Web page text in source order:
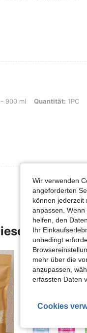
Quantität: 1PC
900 ml Quantität: 1PC
Artikel
Wir verwenden
angeforderten
können jederzeit
anpassen.
helfen, den
Ihr
unbedingt
mehr über die
anzupassen,
erfassten Daten
Cookies